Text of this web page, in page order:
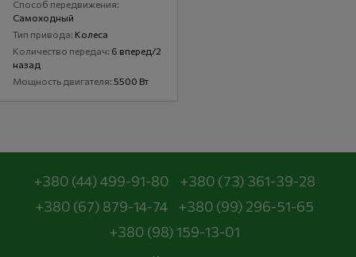
Способ передвижения
Самоходный
Тип привода Колеса
Количество передач 6 вперед/2
назад
Мощность двигателя 5500 Вт
+380 (44) 499-91-80
+380 (73) 361-39-28
+380 (67) 879-14-74
+380 (99) 296-51-65
+380 (98) 159-13-01